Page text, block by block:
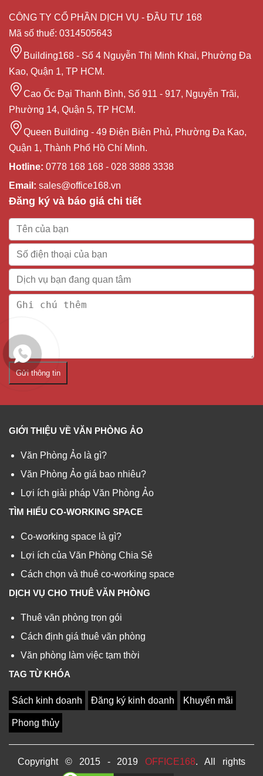
CÔNG TY CỔ PHẦN DỊCH VỤ - ĐẦU TƯ 168
Mã số thuế: 0314505643
Building168 - Số 4 Nguyễn Thị Minh Khai, Phường Đa
Kao, Quận 1, TP HCM.
Cao Ốc Đại Thanh Bình, Số 911 - 917, Nguyễn Trãi,
Phường 14, Quận 5, TP HCM.
Queen Building - 49 Điện Biên Phủ, Phường Đa Kao,
Quận 1, Thành Phố Hồ Chí Minh.
Hotline: 0778 168 168 - 028 3888 3338
Email: sales@office168.vn
Đăng ký và báo giá chi tiết
Gửi thông tin
GIỚI THIỆU VỀ VĂN PHÒNG ẢO
Văn Phòng Ảo là gì?
Văn Phòng Ảo giá bao nhiêu?
Lợi ích giải pháp Văn Phòng Ảo
TÌM HIỂU CO-WORKING SPACE
Co-working space là gì?
Lợi ích của Văn Phòng Chia Sẻ
Cách chọn và thuê co-working space
DỊCH VỤ CHO THUÊ VĂN PHÒNG
Thuê văn phòng trọn gói
Cách định giá thuê văn phòng
Văn phòng làm việc tạm thời
TAG TỪ KHÓA
Sách kinh doanh Đăng ký kinh doanh Khuyến mãi
Phong thủy
Copyright © 2015 - 2019OFFICE168. All rights